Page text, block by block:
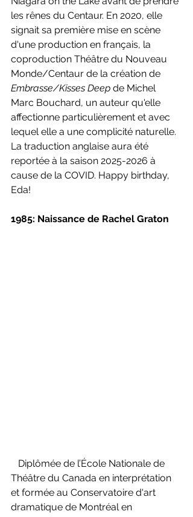
les rênes du Centaur. En 2020, elle
signait sa première mise en scène
d'une production en français, la
coproduction Théâtre du Nouveau
Monde/Centaur de la création de
Embrasse/Kisses Deep de Michel
Marc Bouchard, un auteur qu'elle
affectionne particulièrement et avec
lequel elle a une complicité naturelle.
La traduction anglaise aura été
reportée à la saison 2025-2026 à
cause de la COVID. Happy birthday,
Eda!
1985: Naissance de Rachel Graton
   D
iplômée de l’École Nationale de
Théâtre du Canada en interprétation
et formée au Conservatoire d'art
dramatique de Montréal en